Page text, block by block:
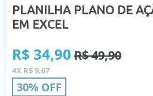
PLANILHA PLANO DE
EM EXCEL
Preço
normal
R$ 34,90 R$ 49,90
4X R$ 9,67
30% OFF